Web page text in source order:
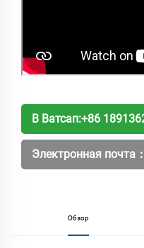
В Ватсап:+86
Электронная почта：
Обзор